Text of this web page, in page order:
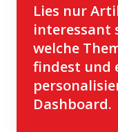
Lies nur
interessant
welche
findest und
Dashboard.